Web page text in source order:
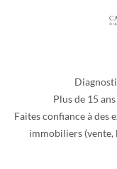
Plus de 15
Faites confiance à des
immobiliers